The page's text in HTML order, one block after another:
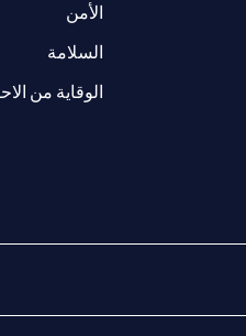
الأمن
السلامة
الوقاية من